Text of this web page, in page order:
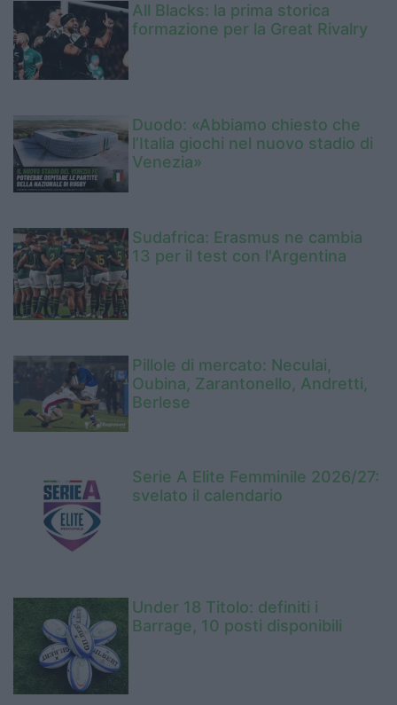
All Blacks: la prima storica
formazione per la Great Rivalry
Duodo: «Abbiamo chiesto che
l’Italia giochi nel nuovo stadio di
Venezia»
Sudafrica: Erasmus ne cambia
13 per il test con l'Argentina
Pillole di mercato: Neculai,
Oubina, Zarantonello, Andretti,
Berlese
Serie A Elite Femminile 2026/27:
svelato il calendario
Under 18 Titolo: definiti i
Barrage, 10 posti disponibili